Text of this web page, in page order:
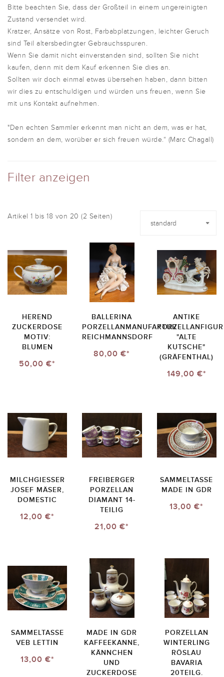
Bitte beachten Sie, dass der Großteil in einem ungereinigten
Zustand versendet wird.
Kratzer, Ansätze von Rost, Farbabplatzungen, leichter Geruch
sind Teil altersbedingter Gebrauchsspuren.
Wenn Sie damit nicht einverstanden sind, sollten Sie nicht
kaufen, denn mit dem Kauf erkennen Sie dies an.
Sollten wir doch einmal etwas übersehen haben, dann bitten
wir dies zu entschuldigen und würden uns freuen, wenn Sie
mit uns Kontakt aufnehmen.
"Den echten Sammler erkennt man nicht an dem, was er hat,
sondern an dem, worüber er sich freuen würde.“ (Marc Chagall)
Filter anzeigen
Artikel 1 bis 18 von 20 (2 Seiten)
HEREND
ZUCKERDOSE
MOTIV:
BLUMEN
50,00 €*
BALLERINA
PORZELLANMANUFAKTUR
REICHMANNSDORF
80,00 €*
ANTIKE
PORZELLANFIGUR
"ALTE
KUTSCHE"
(GRÄFENTHAL)
149,00 €*
MILCHGIESSER
JOSEF MÄSER,
DOMESTIC
12,00 €*
FREIBERGER
PORZELLAN
DIAMANT 14-
TEILIG
21,00 €*
SAMMELTASSE
MADE IN GDR
13,00 €*
SAMMELTASSE
VEB LETTIN
13,00 €*
MADE IN GDR
KAFFEEKANNE,
KÄNNCHEN
UND
ZUCKERDOSE
PORZELLAN
WINTERLING
RÖSLAU
BAVARIA
20TEILG.